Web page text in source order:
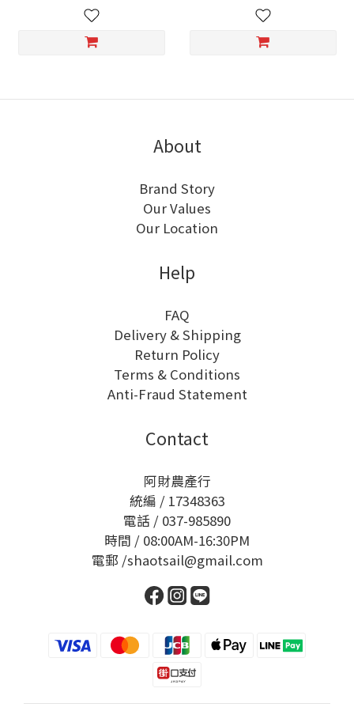
About
Brand Story
Our Values
Our Location
Help
FAQ
Delivery & Shipping
Return Policy
Terms & Conditions
Anti-Fraud Statement
Contact
阿財農產行
統編 / 17348363
電話 / 037-985890
時間 / 08:00AM-16:30PM
電郵 /shaotsail@gmail.com